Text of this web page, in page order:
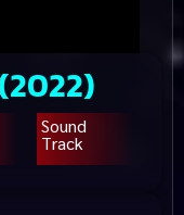
Sound
Track